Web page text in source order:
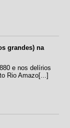
grandes) na
e nos delírios
Rio Amazo[...]